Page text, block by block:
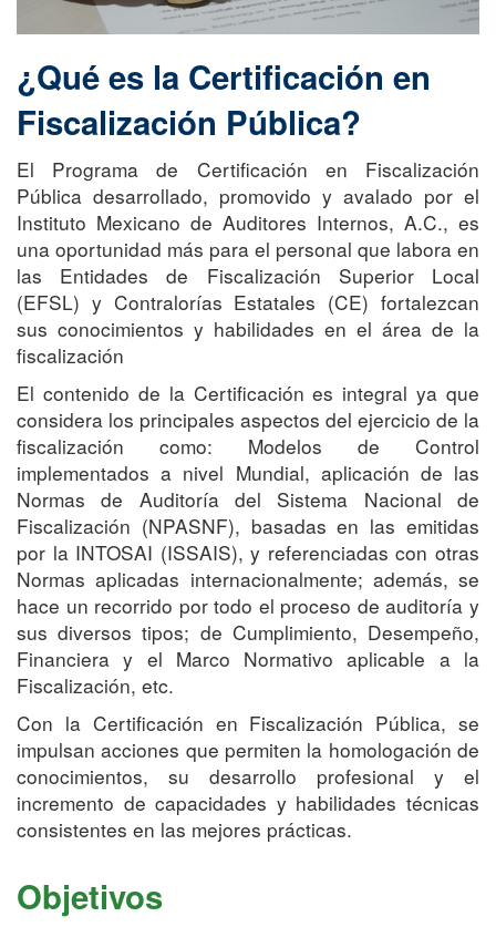
¿Qué es la Certificación en
Fiscalización Pública?
El Programa de Certificación en Fiscalización
Pública desarrollado, promovido y avalado por el
Instituto Mexicano de Auditores Internos, A.C., es
una oportunidad más para el personal que labora en
las Entidades de Fiscalización Superior Local
(EFSL) y Contralorías Estatales (CE) fortalezcan
sus conocimientos y habilidades en el área de la
fiscalización
El contenido de la Certificación es integral ya que
considera los principales aspectos del ejercicio de la
fiscalización como: Modelos de Control
implementados a nivel Mundial, aplicación de las
Normas de Auditoría del Sistema Nacional de
Fiscalización (NPASNF), basadas en las emitidas
por la INTOSAI (ISSAIS), y referenciadas con otras
Normas aplicadas internacionalmente; además, se
hace un recorrido por todo el proceso de auditoría y
sus diversos tipos; de Cumplimiento, Desempeño,
Financiera y el Marco Normativo aplicable a la
Fiscalización, etc.
Con la Certificación en Fiscalización Pública, se
impulsan acciones que permiten la homologación de
conocimientos, su desarrollo profesional y el
incremento de capacidades y habilidades técnicas
consistentes en las mejores prácticas.
Objetivos